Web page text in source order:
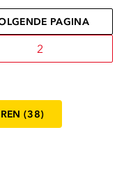
PAGINA
2
(38)